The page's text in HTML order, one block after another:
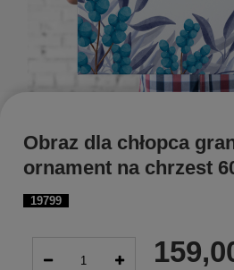
19799
Obraz dla chłopca
ornament na chrzest